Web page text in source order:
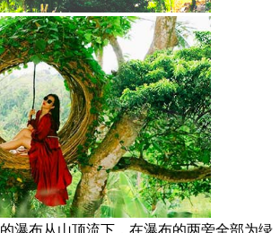
瀑布从山顶流下，在瀑布的两旁全部为绿